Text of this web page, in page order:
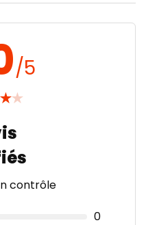
/5
★
contrôle
0